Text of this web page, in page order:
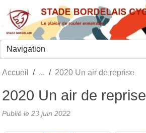
Accueil 2020 Un air de reprise
2020 Un air de reprise
Publié le 23 juin 2022
Panneau de gestion des cookies